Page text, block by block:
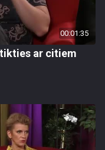
00:01:35
ar citiem